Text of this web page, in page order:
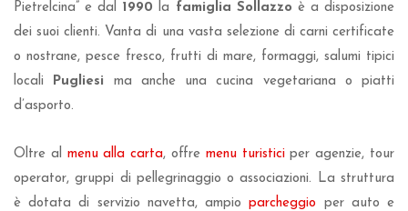
Pietrelcina” e dal 1990 la famiglia Sollazzo è a disposizione
dei suoi clienti. Vanta di una vasta selezione di carni certificate
o nostrane, pesce fresco, frutti di mare, formaggi, salumi tipici
locali Pugliesi ma anche una cucina vegetariana o piatti
d’asporto.
Oltre al menu alla carta, offre menu turisticiper agenzie, tour
operator, gruppi di pellegrinaggio o associazioni. La struttura
è dotata di servizio navetta, ampioparcheggio per auto e